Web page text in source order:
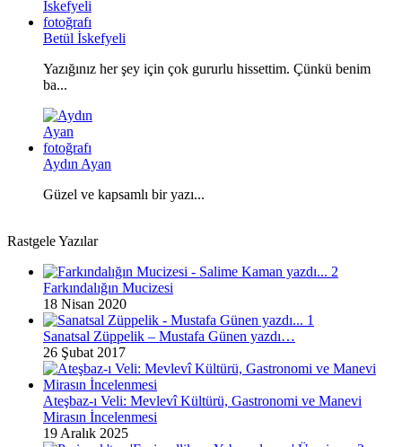
Betül İskefyeli
Yazığınız her şey için çok gururlu hissettim. Çünkü benim
ba...
Aydın Ayan
Güzel ve kapsamlı bir yazı...
Rastgele Yazılar
Farkındalığın Mucizesi
18 Nisan 2020
Sanatsal Züppelik – Mustafa Günen yazdı…
26 Şubat 2017
Ateşbaz‑ı Veli: Mevlevî Kültürü, Gastronomi ve Manevi
Mirasın İncelenmesi
19 Aralık 2025